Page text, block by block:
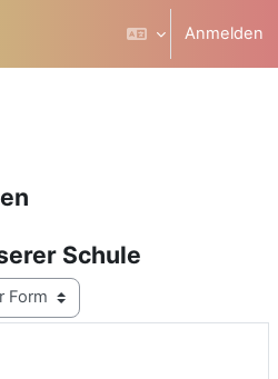
Anmelden
Schule